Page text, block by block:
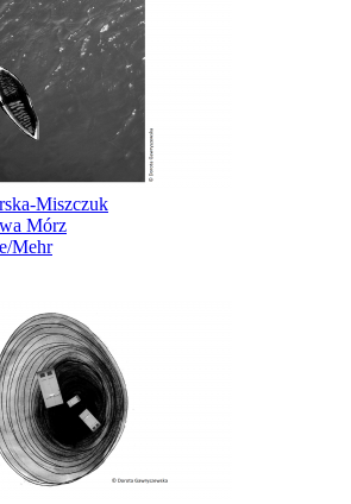
Miszczuk
Mórz
Mehr